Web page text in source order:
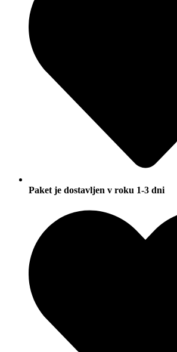
Paket je dostavljen v roku 1-3 dni